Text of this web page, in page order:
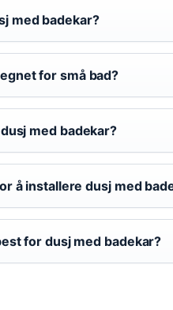
med badekar?
for små bad?
med badekar?
å installere dusj med
for dusj med badekar?